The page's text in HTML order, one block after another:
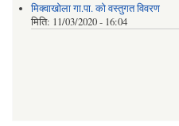
मिक्वाखोला गा.पा. को वस्तुगत विवरण
मिति: 11/03/2020 - 16:04